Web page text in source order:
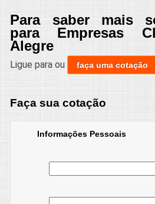
Para saber mais
para Empresas
Alegre
Ligue paraou faça uma cotação
Faça sua cotação
Informações Pessoais